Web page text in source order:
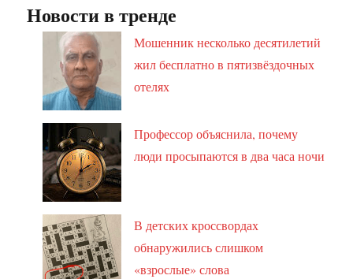
Новости в тренде
Мошенник несколько десятилетий
жил бесплатно в пятизвёздочных
отелях
Профессор объяснила, почему
люди просыпаются в два часа ночи
В детских кроссвордах
обнаружились слишком
«взрослые» слова